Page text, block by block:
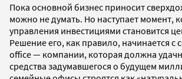
Пока основной бизнес приносит
можно не думать. Но наступает момент,
управления инвестициями становится
Решение его, как правило, начинается с
office — компании, которая должна
средства задумавшегося о будущем